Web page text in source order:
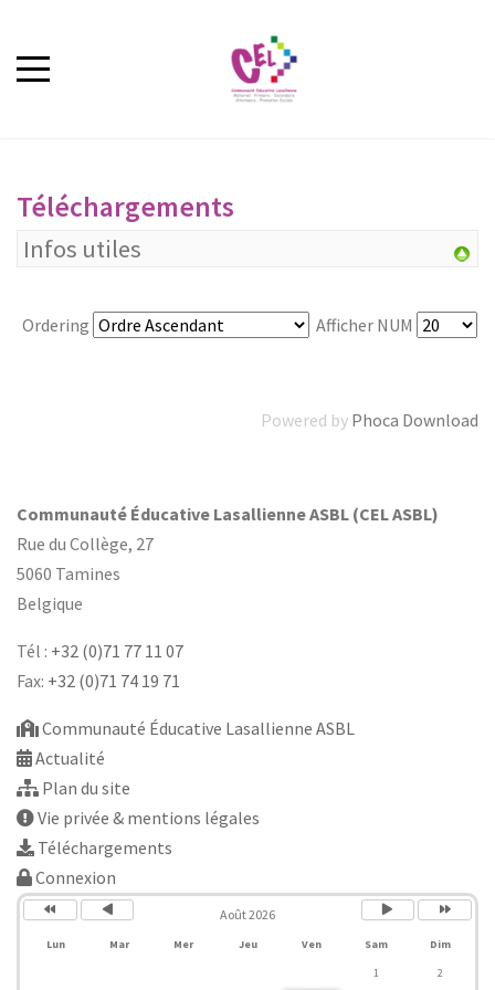
Téléchargements
Infos utiles
Ordering Afficher NUM
Powered by Phoca Download
Communauté Éducative Lasallienne ASBL (CEL ASBL)
Rue du Collège, 27
5060 Tamines
Belgique
Tél : +32 (0)71 77 11 07
Fax: +32 (0)71 74 19 71
Communauté Éducative Lasallienne ASBL
Actualité
Plan du site
Vie privée & mentions légales
Téléchargements
Connexion
Année
précédente
Mois
précédent
suivante
suivant
Août 2026
Lun Mar Mer Jeu Ven Sam
Dim
1
2